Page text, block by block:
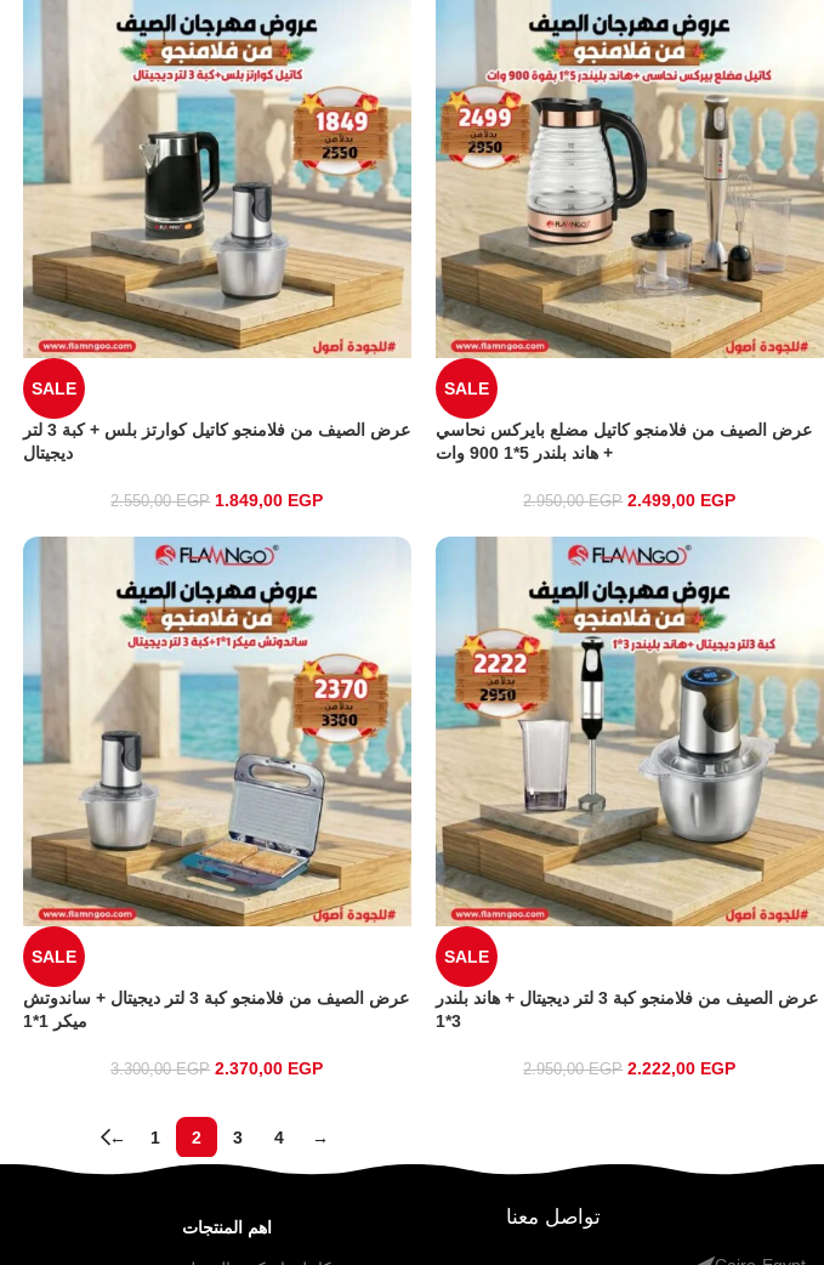
SALE
عرض الصيف من فلامنجو كاتيل كوارتز بلس + كبة 3 لتر
ديجيتال
2.550,00EGP 1.849,00 EGP
SALE
عرض الصيف من فلامنجو كاتيل مضلع بايركس نحاسي
+ هاند بلندر 5*1 900 وات
2.950,00EGP 2.499,00 EGP
SALE
عرض الصيف من فلامنجو كبة 3 لتر ديجيتال + ساندوتش
ميكر 1*1
3.300,00EGP 2.370,00 EGP
SALE
عرض الصيف من فلامنجو كبة 3 لتر ديجيتال + هاند بلندر
3*1
2.950,00EGP 2.222,00 EGP
← 1 2 3 4 →
اهم المنتجات تواصل معنا